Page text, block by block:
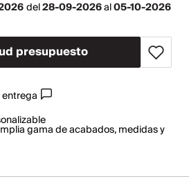
del28-09-2026al05-10-2026
presupuesto
gama de acabados, medidas y